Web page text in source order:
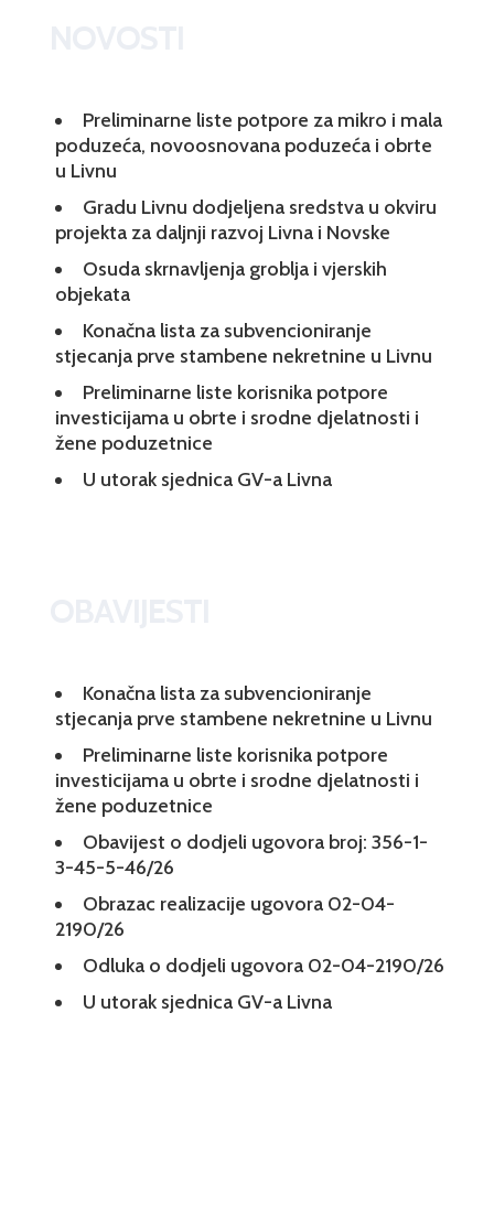
Preliminarne liste potpore za mikro i mala
poduzeća, novoosnovana poduzeća i obrte
u Livnu
Gradu Livnu dodjeljena sredstva u okviru
projekta za daljnji razvoj Livna i Novske
Osuda skrnavljenja groblja i vjerskih
objekata
Konačna lista za subvencioniranje
stjecanja prve stambene nekretnine u Livnu
Preliminarne liste korisnika potpore
investicijama u obrte i srodne djelatnosti i
žene poduzetnice
U utorak sjednica GV-a Livna
Konačna lista za subvencioniranje
stjecanja prve stambene nekretnine u Livnu
Preliminarne liste korisnika potpore
investicijama u obrte i srodne djelatnosti i
žene poduzetnice
Obavijest o dodjeli ugovora broj: 356-1-
3-45-5-46/26
Obrazac realizacije ugovora 02-04-
2190/26
Odluka o dodjeli ugovora 02-04-2190/26
U utorak sjednica GV-a Livna